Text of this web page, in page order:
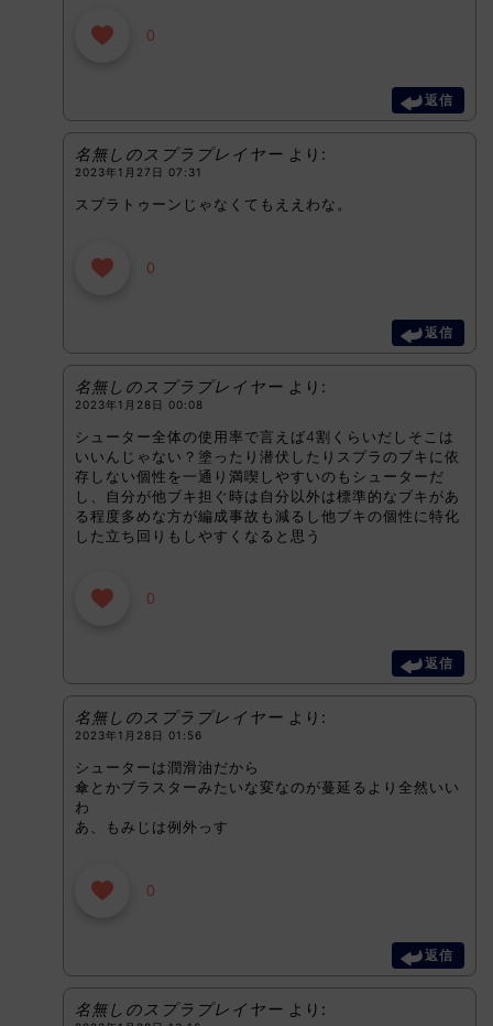
0
返信
名無しのスプラプレイヤー より:
2023年1月27日 07:31
スプラトゥーンじゃなくてもええわな。
0
返信
名無しのスプラプレイヤー より:
2023年1月28日 00:08
シューター全体の使用率で言えば4割くらいだしそこは
いいんじゃない？塗ったり潜伏したりスプラのブキに依
存しない個性を一通り満喫しやすいのもシューターだ
し、自分が他ブキ担ぐ時は自分以外は標準的なブキがあ
る程度多めな方が編成事故も減るし他ブキの個性に特化
した立ち回りもしやすくなると思う
0
返信
名無しのスプラプレイヤー より:
2023年1月28日 01:56
シューターは潤滑油だから
傘とかブラスターみたいな変なのが蔓延るより全然いい
わ
あ、もみじは例外っす
0
返信
名無しのスプラプレイヤー より: